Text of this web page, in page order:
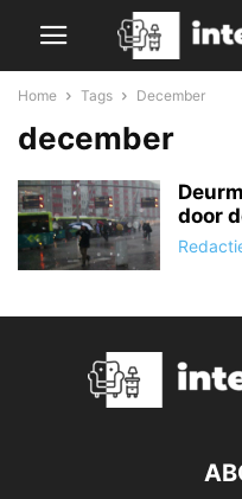
Home Tags December
december
door